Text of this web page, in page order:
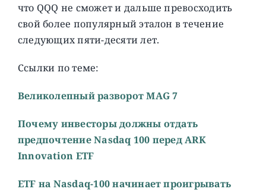
что QQQ не сможет и дальше превосходить
свой более популярный эталон в течение
следующих пяти-десяти лет.
Ссылки по теме:
Великолепный разворот MAG 7
Почему инвесторы должны отдать
предпочтение Nasdaq 100 перед ARK
Innovation ETF
ETF на Nasdaq-100 начинает проигрывать